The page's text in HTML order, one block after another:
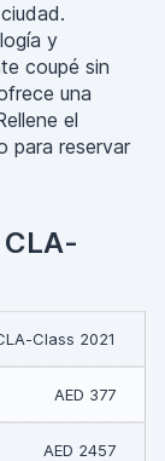
y
coupé sin
una
el
para reservar
Class 2021
AED 377
AED 2457